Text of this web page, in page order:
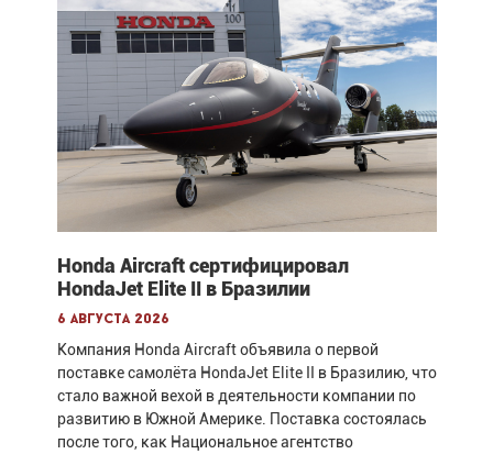
Honda Aircraft сертифицировал
HondaJet Elite II в Бразилии
6 августа 2026
Компания Honda Aircraft объявила о первой
поставке самолёта HondaJet Elite II в Бразилию, что
стало важной вехой в деятельности компании по
развитию в Южной Америке. Поставка состоялась
после того, как Национальное агентство